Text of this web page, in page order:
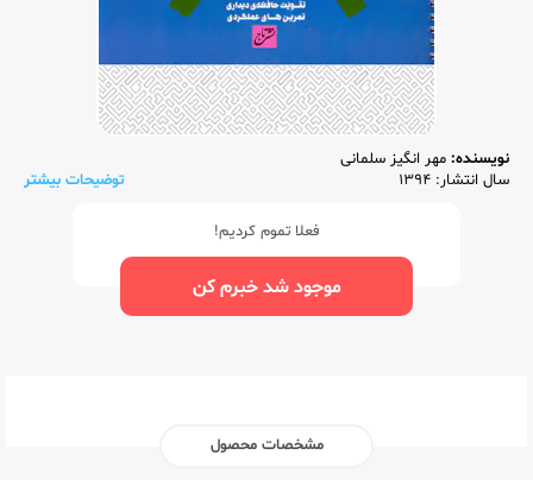
نویسنده: مهر انگیز سلمانی
سال انتشار: 1394
توضیحات بیشتر
فعلا تموم کردیم!
موجود شد خبرم کن
مشخصات محصول